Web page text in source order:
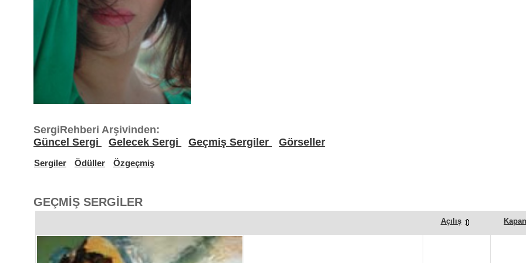
SergiRehberi Arşivinden:
Güncel Sergi
Gelecek Sergi Geçmiş Sergiler Görseller
Sergiler Ödüller Özgeçmiş
GEÇMİŞ SERGİLER
Açılış